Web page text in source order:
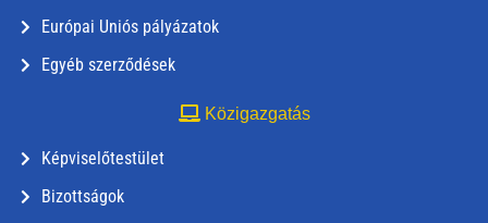
Európai Uniós pályázatok
Egyéb szerződések
Közigazgatás
Képviselőtestület
Bizottságok